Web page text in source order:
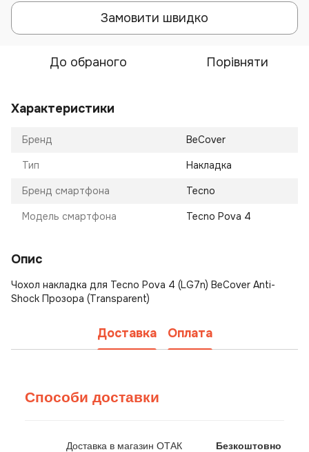
Замовити швидко
До обраного Порівняти
Характеристики
Бренд BeCover
Тип Накладка
Бренд смартфона Tecno
Модель смартфона Tecno Pova 4
Опис
Чохол накладка для Tecno Pova 4 (LG7n) BeCover Anti-
Shock Прозора (Transparent)
Доставка Оплата
Способи доставки
Доставка в магазин ОТАК Безкоштовно